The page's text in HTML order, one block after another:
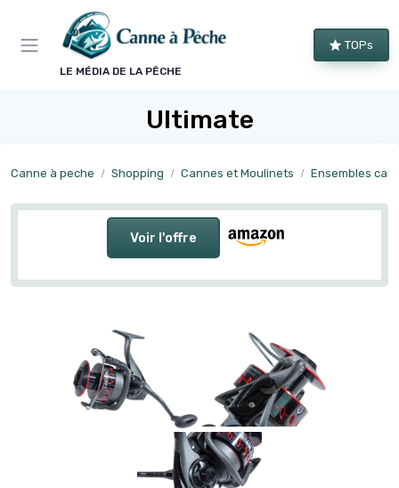
LE MÉDIA DE LA PÊCHE
TOPs
Ultimate
Canne à peche Shopping Cannes et Moulinets Ensembles
Voir l'offre
Panneau de gestion des cookies